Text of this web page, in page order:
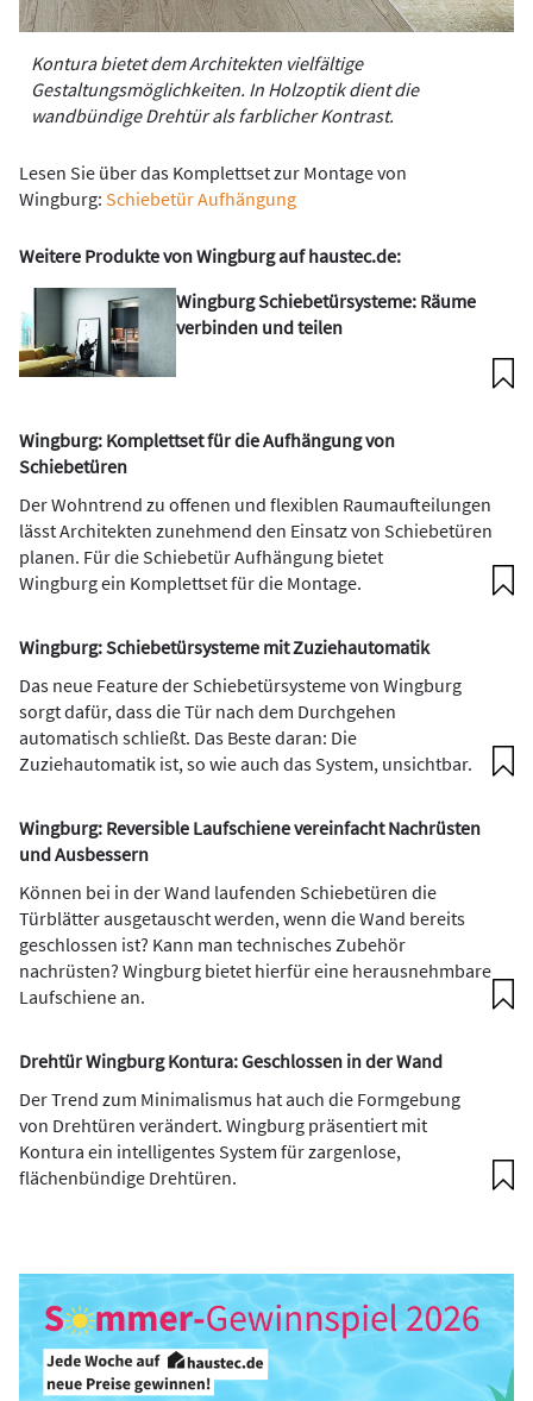
Kontura bietet dem Architekten vielfältige
Gestaltungsmöglichkeiten. In Holzoptik dient die
wandbündige Drehtür als farblicher Kontrast.
Lesen Sie über das Komplettset zur Montage von
Wingburg: Schiebetür Aufhängung
Weitere Produkte von Wingburg auf haustec.de:
Wingburg Schiebetürsysteme: Räume
verbinden und teilen
Wingburg: Komplettset für die Aufhängung von
Schiebetüren
Der Wohntrend zu offenen und flexiblen Raumaufteilungen
lässt Architekten zunehmend den Einsatz von Schiebetüren
planen. Für die Schiebetür Aufhängung bietet
Wingburg ein Komplettset für die Montage.
Wingburg: Schiebetürsysteme mit Zuziehautomatik
Das neue Feature der Schiebetürsysteme von Wingburg
sorgt dafür, dass die Tür nach dem Durchgehen
automatisch schließt. Das Beste daran: Die
Zuziehautomatik ist, so wie auch das System, unsichtbar.
Wingburg: Reversible Laufschiene vereinfacht Nachrüsten
und Ausbessern
Können bei in der Wand laufenden Schiebetüren die
Türblätter ausgetauscht werden, wenn die Wand bereits
geschlossen ist? Kann man technisches Zubehör
nachrüsten? Wingburg bietet hierfür eine herausnehmbare
Laufschiene an.
Drehtür Wingburg Kontura: Geschlossen in der Wand
Der Trend zum Minimalismus hat auch die Formgebung
von Drehtüren verändert. Wingburg präsentiert mit
Kontura ein intelligentes System für zargenlose,
flächenbündige Drehtüren.